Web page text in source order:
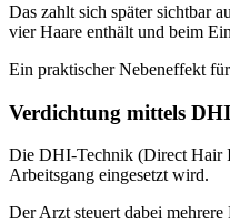
Das zahlt sich später sichtbar
vier Haare enthält und beim
Ein praktischer Nebeneffekt
Verdichtung mittels
Die DHI-Technik (Direct Hair
Arbeitsgang eingesetzt wird.
Der Arzt steuert dabei